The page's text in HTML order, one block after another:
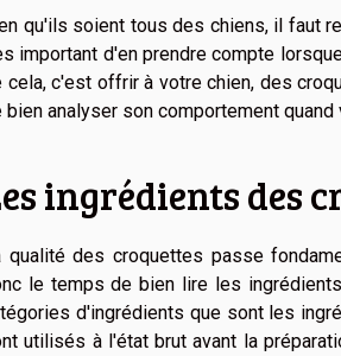
qu'ils soient tous des chiens, il faut
important d'en prendre compte
cela, c'est offrir à votre chien, des
bien analyser son comportement
ingrédients des
qualité des croquettes passe
le temps de bien lire les
d'ingrédients que sont les
utilisés à l'état brut avant la